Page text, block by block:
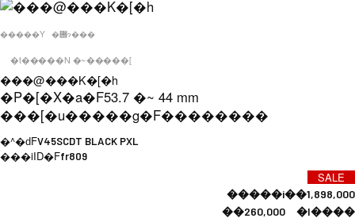
�����Y �݌ɂ���
�t�����N �~�����[
���@���K�[�h
�P�[�X�a�F53.7 �~ 44 mm
���[�u�����g�F��������
�^�ԁFV45SCDT BLACK PXL
���iID�Ffr809
SALE
�����i��1,898,000
��260,000 �l����